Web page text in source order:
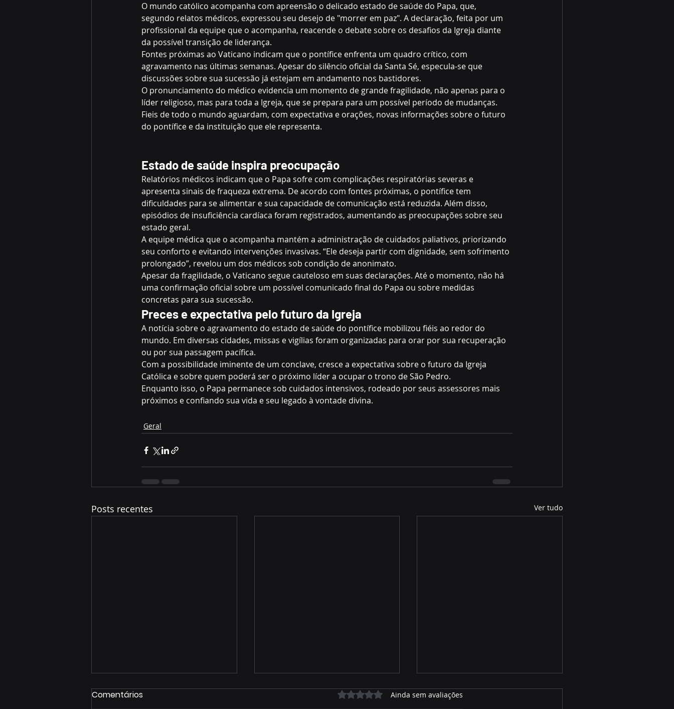
O mundo católico acompanha com apreensão o delicado estado de saúde do Papa, que,
segundo relatos médicos, expressou seu desejo de "morrer em paz". A declaração, feita por um
profissional da equipe que o acompanha, reacende o debate sobre os desafios da Igreja diante
da possível transição de liderança.
Fontes próximas ao Vaticano indicam que o pontífice enfrenta um quadro crítico, com
agravamento nas últimas semanas. Apesar do silêncio oficial da Santa Sé, especula-se que
discussões sobre sua sucessão já estejam em andamento nos bastidores.
O pronunciamento do médico evidencia um momento de grande fragilidade, não apenas para o
líder religioso, mas para toda a Igreja, que se prepara para um possível período de mudanças.
Fieis de todo o mundo aguardam, com expectativa e orações, novas informações sobre o futuro
do pontífice e da instituição que ele representa.
Estado de saúde inspira preocupação
Relatórios médicos indicam que o Papa sofre com complicações respiratórias severas e
apresenta sinais de fraqueza extrema. De acordo com fontes próximas, o pontífice tem
dificuldades para se alimentar e sua capacidade de comunicação está reduzida. Além disso,
episódios de insuficiência cardíaca foram registrados, aumentando as preocupações sobre seu
estado geral.
A equipe médica que o acompanha mantém a administração de cuidados paliativos, priorizando
seu conforto e evitando intervenções invasivas. “Ele deseja partir com dignidade, sem sofrimento
prolongado”, revelou um dos médicos sob condição de anonimato.
Apesar da fragilidade, o Vaticano segue cauteloso em suas declarações. Até o momento, não há
uma confirmação oficial sobre um possível comunicado final do Papa ou sobre medidas
concretas para sua sucessão.
Preces e expectativa pelo futuro da Igreja
A notícia sobre o agravamento do estado de saúde do pontífice mobilizou fiéis ao redor do
mundo. Em diversas cidades, missas e vigílias foram organizadas para orar por sua recuperação
ou por sua passagem pacífica.
Com a possibilidade iminente de um conclave, cresce a expectativa sobre o futuro da Igreja
Católica e sobre quem poderá ser o próximo líder a ocupar o trono de São Pedro.
Enquanto isso, o Papa permanece sob cuidados intensivos, rodeado por seus assessores mais
próximos e confiando sua vida e seu legado à vontade divina.
Geral
Posts recentes Ver tudo
Comentários Avaliado com 0 de 5 estrelas.
Ainda sem avaliações